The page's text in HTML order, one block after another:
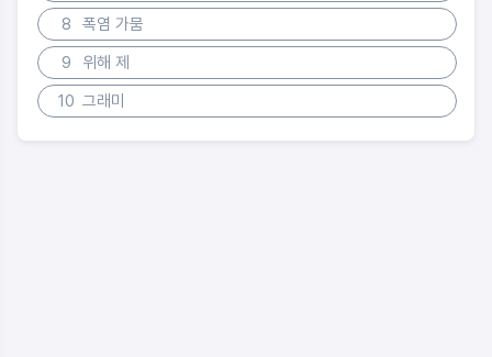
8
폭염 가뭄
9
위해 제
10 그래미